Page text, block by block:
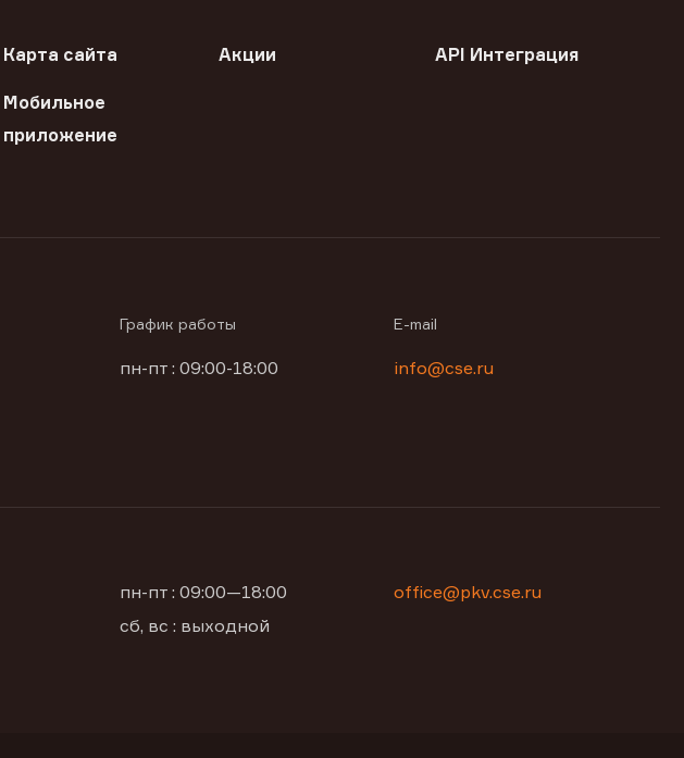
Карта сайта Акции API Интеграция
Мобильное
приложение
График работы
пн-пт : 09:00-18:00
E-mail
info@cse.ru
пн-пт : 09:00—18:00
сб, вс : выходной
office@pkv.cse.ru